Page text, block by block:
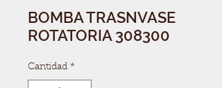
BOMBA TRASNVASE
ROTATORIA 308300
Cantidad *